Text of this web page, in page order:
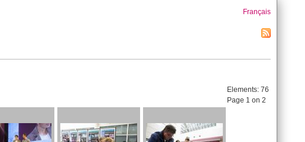
Français
Elements: 76
Page 1 on 2